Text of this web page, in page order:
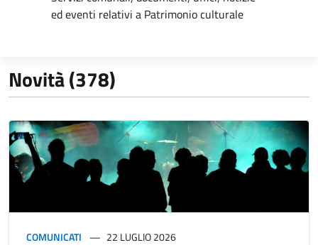
ed eventi relativi a Patrimonio culturale
Novità (378)
COMUNICATI 22 LUGLIO 2026